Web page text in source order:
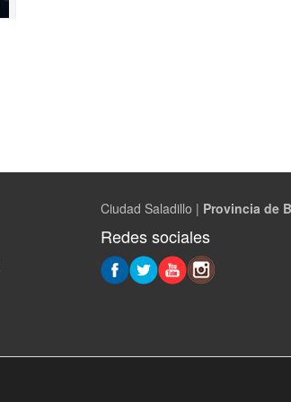
Ciudad Saladillo | Provincia de
Redes sociales